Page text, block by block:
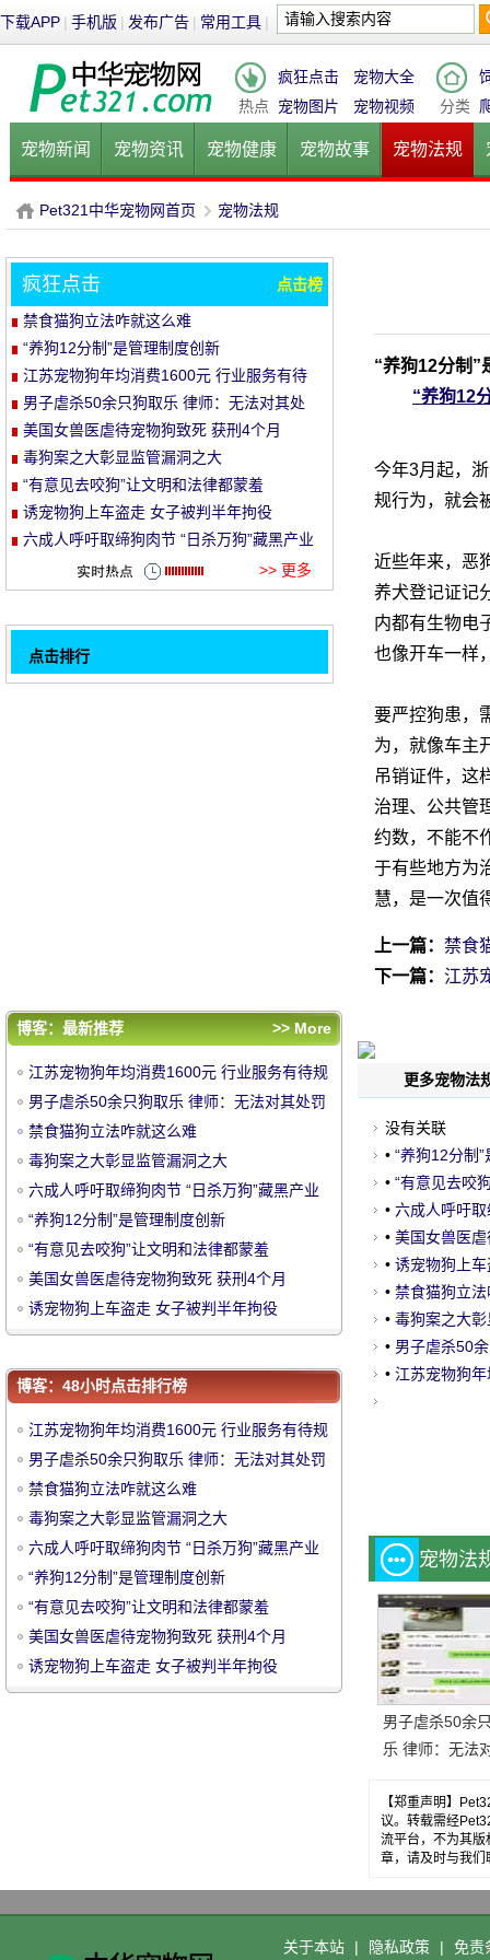
下载APP | 手机版 | 发布广告 | 常用工具 |
热点
疯狂点击
宠物大全
宠物图片
宠物视频 分类
宠物新闻 宠物资讯 宠物健康 宠物故事 宠物法规
健康饮食 宠物美容 宠物医院
P
et
华
Pet321中华宠物网首页
›
宠物法规
“养狗12分制”
“养狗12
今年3月起，
规行为，就会
近些年来，恶
养犬登记证记
内都有生物电
也像开车一样
要严控狗患，
为，就像车主
吊销证件，这
治理、公共管
约数，不能不
于有些地方为
慧，是一次值
上一篇： 禁食
下一篇： 江苏
更多宠物法
没有关联
• “养狗12分制
• “有意见去咬
• 六成人呼吁取
• 美国女兽医
• 诱宠物狗上
• 禁食猫狗立
• 毒狗案之大
• 男子虐杀50
• 江苏宠物狗
宠物法
男子虐杀50余
乐 律师：无法
【郑重声明】
议。转载需经
流平台，不为其
章，请及时与我
疯狂点击 点击榜
禁食猫狗立法咋就这么难
“养狗12分制”是管理制度创新
江苏宠物狗年均消费1600元 行业服务有待
规范
男子虐杀50余只狗取乐 律师：无法对其处
罚
美国女兽医虐待宠物狗致死 获刑4个月
毒狗案之大彰显监管漏洞之大
“有意见去咬狗”让文明和法律都蒙羞
诱宠物狗上车盗走 女子被判半年拘役
六成人呼吁取缔狗肉节 “日杀万狗”藏黑产业
>> 更多
点击排行
江苏宠物狗年均消费1600元 行业服务有待规
禁食猫狗立法咋就这么难
六成人呼吁取缔狗肉节 “日杀万狗”藏黑产业
链
“养狗12分制”是管理制度创新
“有意见去咬狗”让文明和法律都蒙羞
美国女兽医虐待宠物狗致死 获刑4个月
诱宠物狗上车盗走 女子被判半年拘役
博客：最新推荐 >> More
江苏宠物狗年均消费1600元 行业服务有待规
范
男子虐杀50余只狗取乐 律师：无法对其处罚
禁食猫狗立法咋就这么难
毒狗案之大彰显监管漏洞之大
六成人呼吁取缔狗肉节 “日杀万狗”藏黑产业
链
“养狗12分制”是管理制度创新
“有意见去咬狗”让文明和法律都蒙羞
美国女兽医虐待宠物狗致死 获刑4个月
诱宠物狗上车盗走 女子被判半年拘役
博客：48小时点击排行榜
江苏宠物狗年均消费1600元 行业服务有待规
范
男子虐杀50余只狗取乐 律师：无法对其处罚
禁食猫狗立法咋就这么难
毒狗案之大彰显监管漏洞之大
六成人呼吁取缔狗肉节 “日杀万狗”藏黑产业
链
“养狗12分制”是管理制度创新
“有意见去咬狗”让文明和法律都蒙羞
美国女兽医虐待宠物狗致死 获刑4个月
诱宠物狗上车盗走 女子被判半年拘役
关于本站 | 隐私政策 | 免责